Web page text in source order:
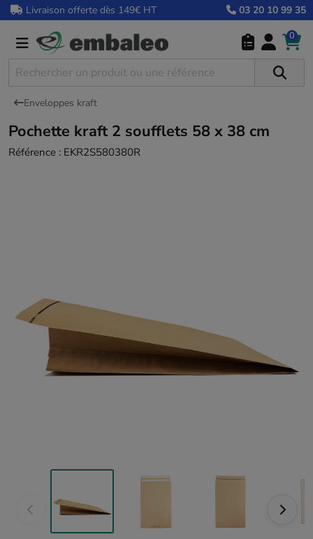
Livraison offerte dès 149€ HT 03 20 10 99 35
0
Enveloppes kraft
Pochette kraft 2 soufflets 58 x 38 cm
Référence : EKR2S580380R